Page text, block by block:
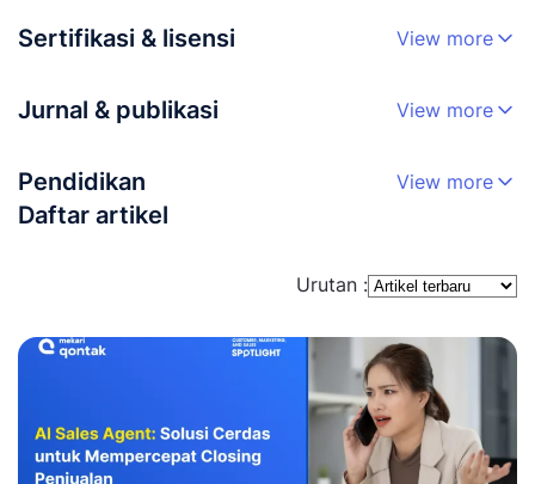
Sertifikasi & lisensi View more
Jurnal & publikasi View more
Pendidikan View more
Daftar artikel
Urutan :